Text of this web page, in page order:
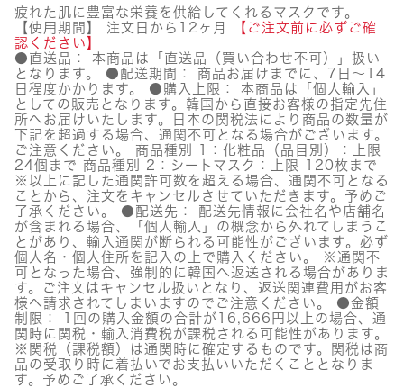
ジ
ュ
ラ
ン)
タ
ー
ン
オ
ー
バ
ー
マ
ス
ク
個
疲れた肌に豊富な栄養を供給してくれるマスクです。
【使用期間】 注文日から12ヶ月
【ご注文前に必ずご確
認ください】
●直送品： 本商品は「直送品（買い合わせ不可）」扱い
となります。 ●配送期間： 商品お届けまでに、7日～14
日程度かかります。 ●購入上限： 本商品は「個人輸入」
としての販売となります。韓国から直接お客様の指定先住
所へお届けいたします。日本の関税法により商品の数量が
下記を超過する場合、通関不可となる場合がございます。
ご注意ください。 商品種別 1：化粧品（品目別）：上限
24個まで 商品種別 2：シートマスク：上限 120枚まで
※以上に記した通関許可数を超える場合、通関不可となる
ことから、注文をキャンセルさせていただきます。予めご
了承ください。 ●配送先： 配送先情報に会社名や店舗名
が含まれる場合、「個人輸入」の概念から外れてしまうこ
とがあり、輸入通関が断られる可能性がございます。必ず
個人名・個人住所を記入の上で購入ください。 ※通関不
可となった場合、強制的に韓国へ返送される場合がありま
す。ご注文はキャンセル扱いとなり、返送関連費用がお客
様へ請求されてしまいますのでご注意ください。 ●金額
制限： 1回の購入金額の合計が16,666円以上の場合、通
関時に関税・輸入消費税が課税される可能性があります。
※関税（課税額）は通関時に確定するものです。関税は商
品の受取り時に着払いでお支払いいただくこととなりま
す。予めご了承ください。